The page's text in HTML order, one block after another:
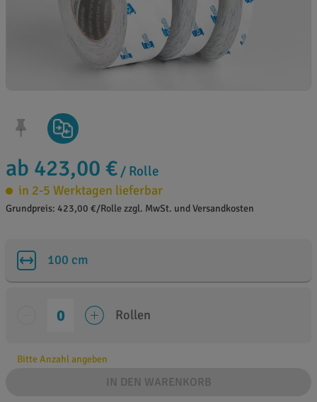
ab 423,00 € / Rolle
in 2-5 Werktagen lieferbar
Grundpreis: 423,00 €/Rolle zzgl. MwSt. und Versandkosten
100 cm
Rollen
Bitte Anzahl angeben
IN DEN WARENKORB